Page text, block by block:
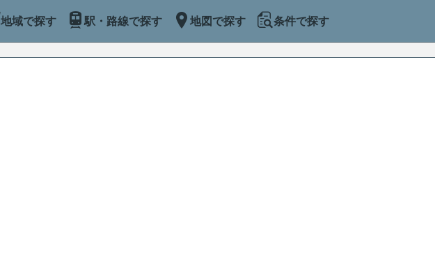
地域で探す 駅・路線で探す 地図で探す 条件で探す